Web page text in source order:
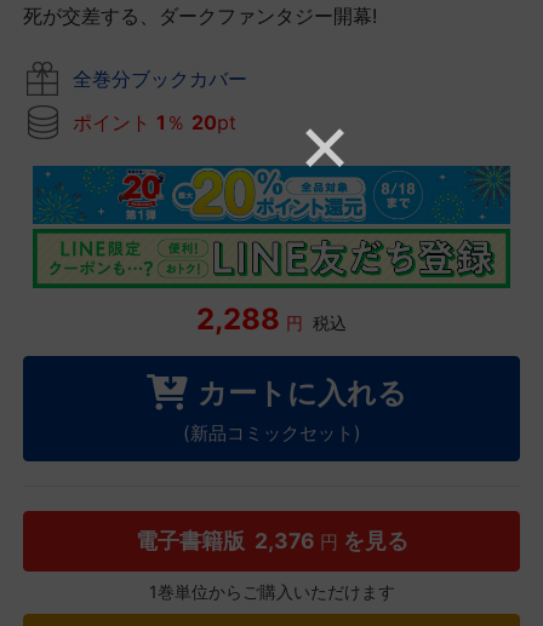
死が交差する、ダークファンタジー開幕!
全巻分ブックカバー
ポイント 1 ％ 20pt
2,288 円 税込
カートに入れる
(新品コミックセット)
電子書籍版 2,376 円 を見る
1巻単位からご購入いただけます